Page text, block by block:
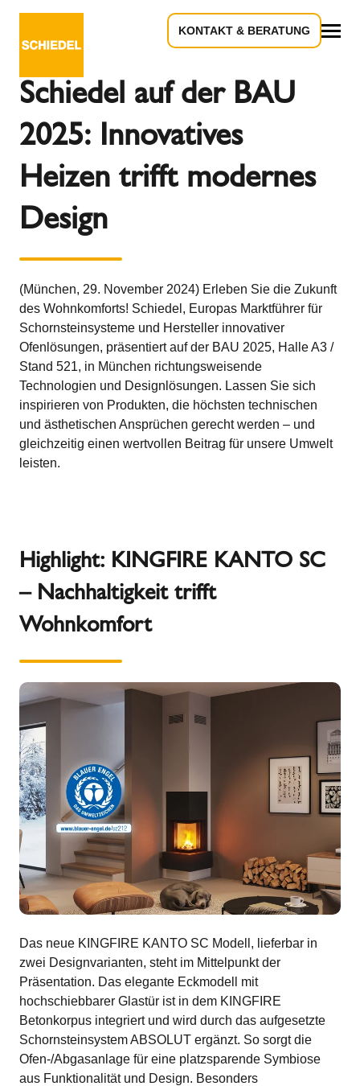
KONTAKT & BERATUNG
Schiedel auf der BAU
2025: Innovatives
Heizen trifft modernes
Design
(München, 29. November 2024) Erleben Sie die Zukunft
des Wohnkomforts! Schiedel, Europas Marktführer für
Schornsteinsysteme und Hersteller innovativer
Ofenlösungen, präsentiert auf der BAU 2025, Halle A3 /
Stand 521, in München richtungsweisende
Technologien und Designlösungen. Lassen Sie sich
inspirieren von Produkten, die höchsten technischen
und ästhetischen Ansprüchen gerecht werden – und
gleichzeitig einen wertvollen Beitrag für unsere Umwelt
leisten.
Highlight: KINGFIRE KANTO SC
– Nachhaltigkeit trifft
Wohnkomfort
Das neue KINGFIRE KANTO SC Modell, lieferbar in
zwei Designvarianten, steht im Mittelpunkt der
Präsentation. Das elegante Eckmodell mit
hochschiebbarer Glastür ist in dem KINGFIRE
Betonkorpus integriert und wird durch das aufgesetzte
Schornsteinsystem ABSOLUT ergänzt. So sorgt die
Ofen-/Abgasanlage für eine platzsparende Symbiose
aus Funktionalität und Design. Besonders